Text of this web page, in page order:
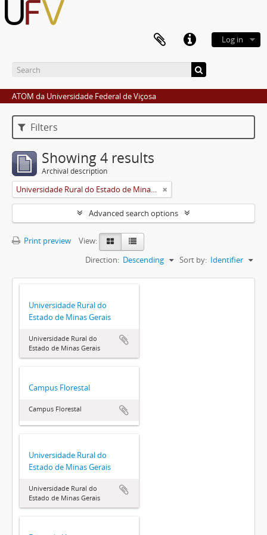
Log in
ATOM da Universidade Federal de Viçosa
Filters
Showing 4 results
Archival description
Universidade Rural do Estado de Minas Gerais (Uremg)
Advanced search options
Print preview
View:
Sort by: Identifier
Direction: Descending
Universidade Rural do
Estado de Minas Gerais
Universidade Rural do
Estado de Minas Gerais
Campus Florestal
Campus Florestal
Universidade Rural do
Estado de Minas Gerais
Universidade Rural do
Estado de Minas Gerais